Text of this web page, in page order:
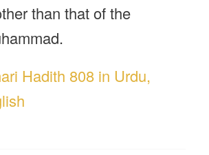
than that of the
Hadith 808 in Urdu,